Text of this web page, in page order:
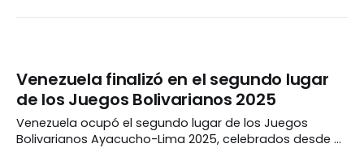
Venezuela finalizó en el segundo lugar
de los Juegos Bolivarianos 2025
Venezuela ocupó el segundo lugar de los Juegos
Bolivarianos Ayacucho-Lima 2025, celebrados desde el